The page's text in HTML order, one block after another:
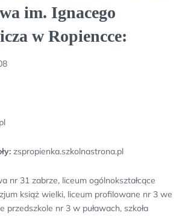
im. Ignacego
w Ropiencce:
zspropienka.szkolnastrona.pl
nr 31 zabrze, liceum ogólnokształcące
książ wielki, liceum profilowane nr 3 we
przedszkole nr 3 w puławach, szkoła